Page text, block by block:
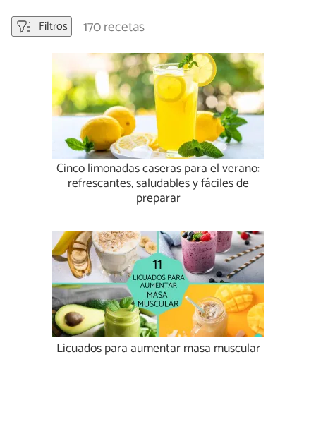
Filtros 170 recetas
Cinco limonadas caseras para el verano:
refrescantes, saludables y fáciles de
preparar
Licuados para aumentar masa muscular